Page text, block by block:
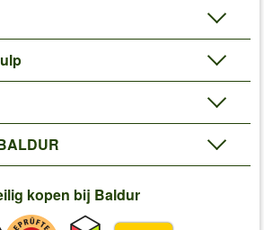
kopen bij Baldur